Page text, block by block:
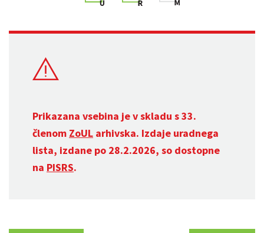
Prikazana vsebina je v skladu s 33.
členom ZoUL arhivska. Izdaje uradnega
lista, izdane po 28.2.2026, so dostopne
na PISRS.